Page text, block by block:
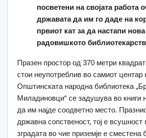
посветени на својата работа
државата да им го даде на
првиот кат за да настапи
радовишкото
Празен простор од 370 метри
стои неупотреблив во самиот
Општинската народна библиотека
Миладиновци“ се задушува во книги
да им најде соодветно место.
државна сопственост, тој е всушност
зградата во чие приземје е сместена